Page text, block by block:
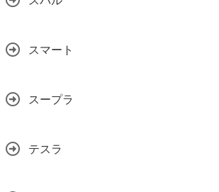
スマート
スープラ
テスラ